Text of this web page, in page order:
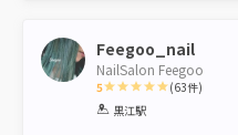
Feegoo_nail
NailSalon Feegoo
5
1 2 3 4
(63件)
黒江駅